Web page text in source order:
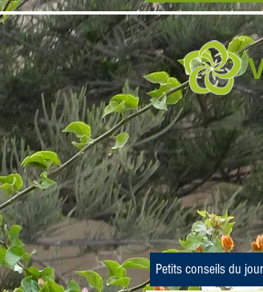
Petits conseils du jour